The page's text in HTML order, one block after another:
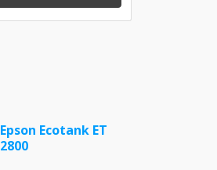
Epson Ecotank ET
2800